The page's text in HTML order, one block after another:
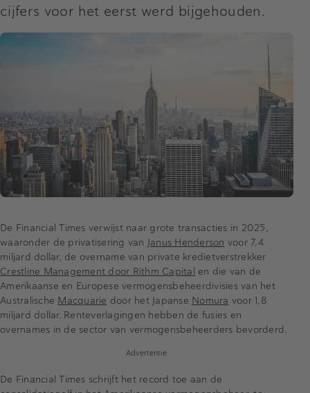
cijfers voor het eerst werd bijgehouden.
De Financial Times verwijst naar grote transacties in 2025,
waaronder de privatisering van Janus Henderson voor 7,4
miljard dollar, de overname van private kredietverstrekker
Crestline Management door Rithm Capital en die van de
Amerikaanse en Europese vermogensbeheerdivisies van het
Australische Macquarie door het Japanse Nomura voor 1,8
miljard dollar. Renteverlagingen hebben de fusies en
overnames in de sector van vermogensbeheerders bevorderd.
Advertentie
De Financial Times schrijft het record toe aan de